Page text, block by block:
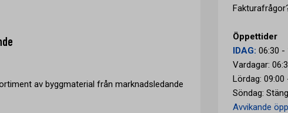
av byggmaterial från marknadsledande
Öppettider
IDAG: 06:30 -
Vardagar:
Lördag: 09:00
Söndag:
Avvikande